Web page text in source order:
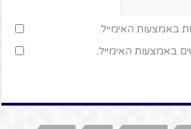
באמצעות האימייל.
באמצעות האימייל.